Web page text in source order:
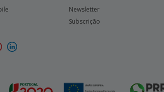
Newsletter
Subscrição